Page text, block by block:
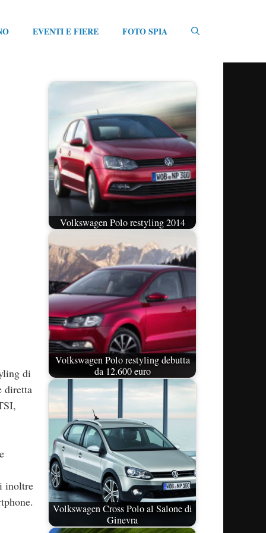
EVENTI E FIERE FOTO SPIA
di
diretta
inoltre
Volkswagen Polo restyling 2014
Volkswagen Polo restyling debutta
da 12.600 euro
Volkswagen Cross Polo al Salone di
Ginevra